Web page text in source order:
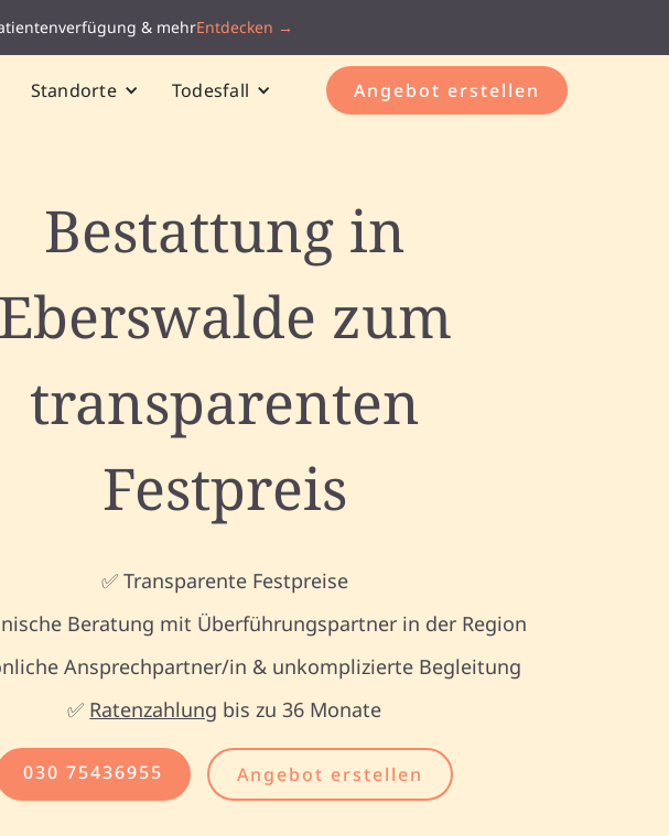
& mehrEntdecken →
Standorte Todesfall Angebot erstellen
Bestattung in
Eberswalde zum
transparenten
Festpreis
✅ Transparente Festpreise
Beratung mit Überführungspartner in der Region
Ansprechpartner/in & unkomplizierte Begleitung
✅ Ratenzahlung bis zu 36 Monate
030 75436955 Angebot erstellen